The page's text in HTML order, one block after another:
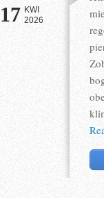
17 KWI
2026